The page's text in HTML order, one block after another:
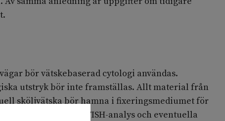
bör vätskebaserad cytologi användas.
utstryk bör inte framställas. Allt material från
sköljvätska bör hamna i fixeringsmediumet för
för cytologi, FISH-analys och eventuella